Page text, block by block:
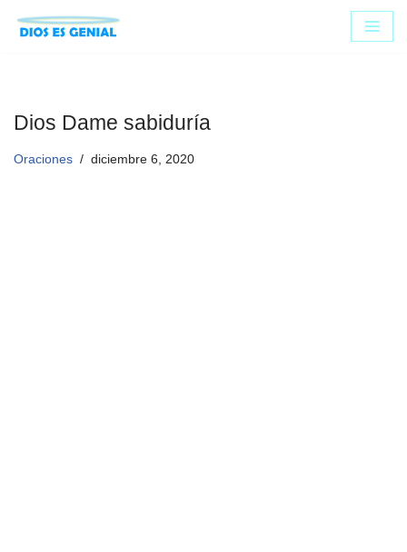
Dios Dame sabiduría
Oraciones diciembre 6, 2020